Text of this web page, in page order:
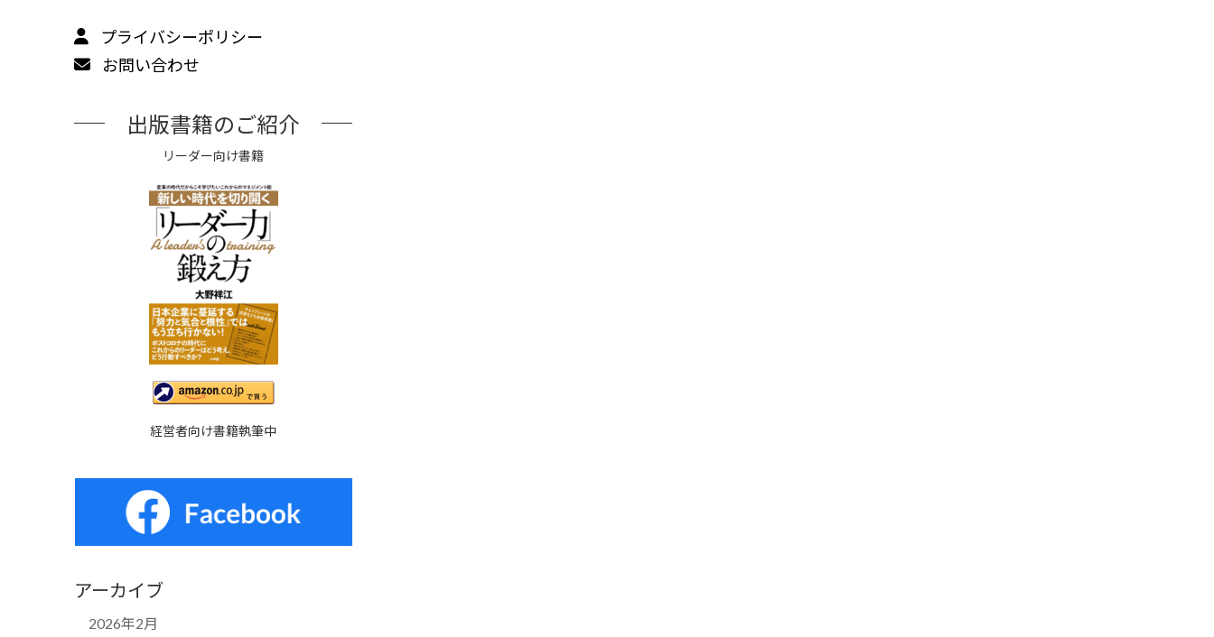
プライバシーポリシー
お問い合わせ
出版書籍のご紹介
リーダー向け書籍
経営者向け書籍執筆中
アーカイブ
2026年2月